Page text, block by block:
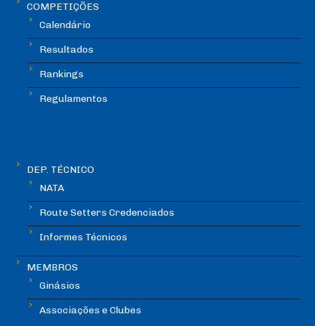
COMPETIÇÕES
Calendário
Resultados
Rankings
Regulamentos
DEP. TÉCNICO
NATA
Route Setters Credenciados
Informes Técnicos
MEMBROS
Ginásios
Associações e Clubes